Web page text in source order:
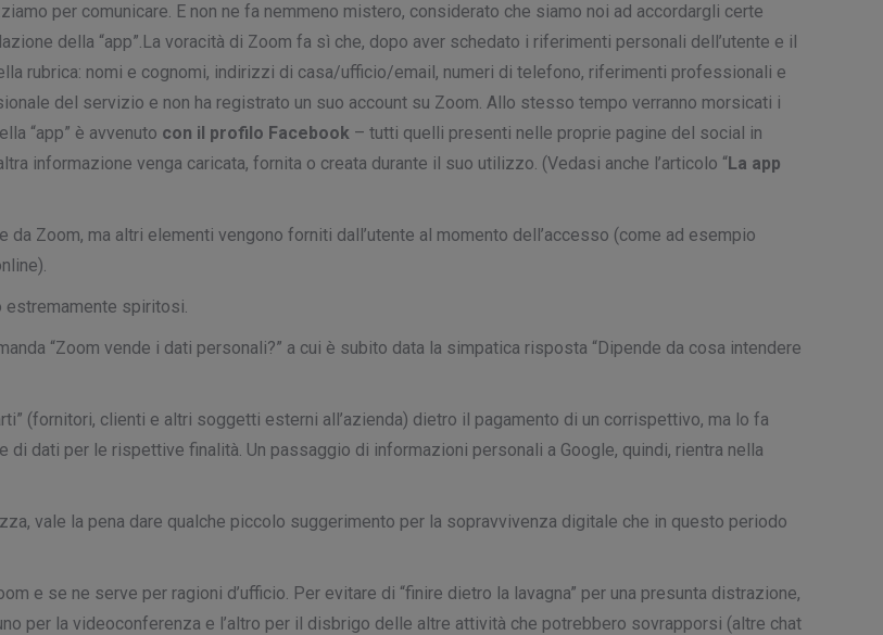
per comunicare. E non ne fa nemmeno mistero, considerato che siamo noi ad accordargli certe
della “app”.La voracità di Zoom fa sì che, dopo aver schedato i riferimenti personali dell’utente e il
rubrica: nomi e cognomi, indirizzi di casa/ufficio/email, numeri di telefono, riferimenti professionali e
del servizio e non ha registrato un suo account su Zoom. Allo stesso tempo verranno morsicati i
“app” è avvenuto con il profilo Facebook – tutti quelli presenti nelle proprie pagine del social in
informazione venga caricata, fornita o creata durante il suo utilizzo. (Vedasi anche l’articolo “La app
Zoom, ma altri elementi vengono forniti dall’utente al momento dell’accesso (come ad esempio
estremamente spiritosi.
“Zoom vende i dati personali?” a cui è subito data la simpatica risposta “Dipende da cosa intendere
(fornitori, clienti e altri soggetti esterni all’azienda) dietro il pagamento di un corrispettivo, ma lo fa
dati per le rispettive finalità. Un passaggio di informazioni personali a Google, quindi, rientra nella
vale la pena dare qualche piccolo suggerimento per la sopravvivenza digitale che in questo periodo
e se ne serve per ragioni d’ufficio. Per evitare di “finire dietro la lavagna” per una presunta distrazione,
per la videoconferenza e l’altro per il disbrigo delle altre attività che potrebbero sovrapporsi (altre chat